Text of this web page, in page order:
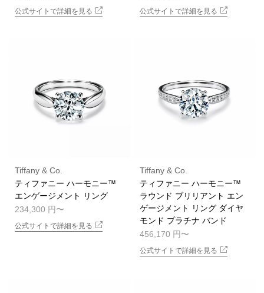
公式サイトで詳細を見る 公式サイトで詳細を見る
Tiffany & Co.
ティファニー ハーモニー™
エンゲージメント リング
234,300 円
公式サイトで詳細を見る
Tiffany & Co.
ティファニー ハーモニー™
ラウンド ブリリアント エン
ゲージメント リング ダイヤ
モンド プラチナ バンド
456,170 円
公式サイトで詳細を見る